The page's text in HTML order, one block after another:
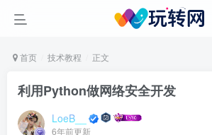
首页 技术教程 正文
利用Python做网络安全开发
LoeB__
6年前更新